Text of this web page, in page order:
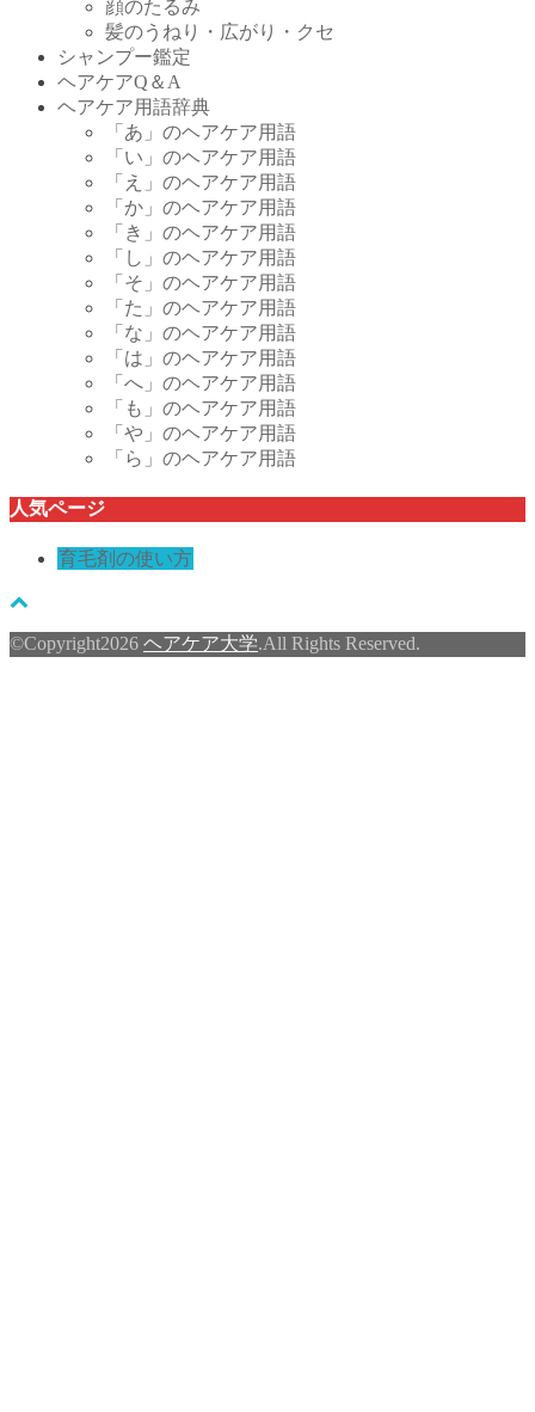
顔のたるみ
髪のうねり・広がり・クセ
シャンプー鑑定
ヘアケアQ＆A
ヘアケア用語辞典
「あ」のヘアケア用語
「い」のヘアケア用語
「え」のヘアケア用語
「か」のヘアケア用語
「き」のヘアケア用語
「し」のヘアケア用語
「そ」のヘアケア用語
「た」のヘアケア用語
「な」のヘアケア用語
「は」のヘアケア用語
「へ」のヘアケア用語
「も」のヘアケア用語
「や」のヘアケア用語
「ら」のヘアケア用語
人気ページ
育毛剤の使い方
©Copyright2026 ヘアケア大学.All Rights Reserved.